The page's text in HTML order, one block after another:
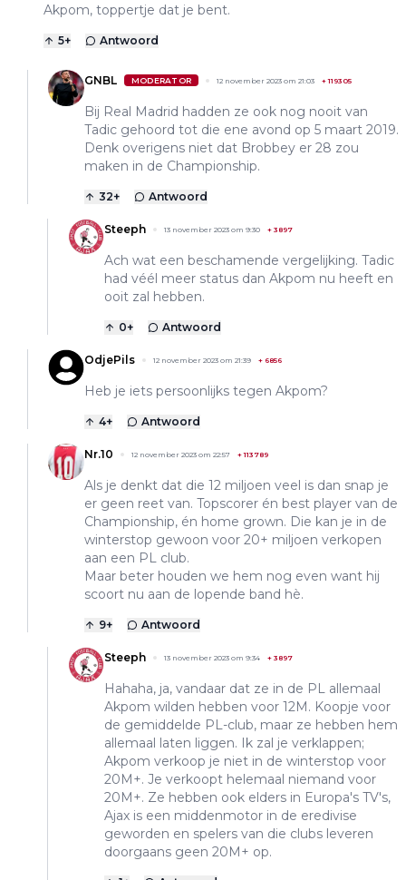
Akpom, toppertje dat je bent.
5+ Antwoord
GNBL MODERATOR 12 november 2023 om 21:03 +119305
Bij Real Madrid hadden ze ook nog nooit van
Tadic gehoord tot die ene avond op 5 maart 2019.
Denk overigens niet dat Brobbey er 28 zou
maken in de Championship.
32+ Antwoord
Steeph 13 november 2023 om 9:30 + 3897
Ach wat een beschamende vergelijking. Tadic
had véél meer status dan Akpom nu heeft en
ooit zal hebben.
0+ Antwoord
OdjePils 12 november 2023 om 21:39 + 6856
Heb je iets persoonlijks tegen Akpom?
4+ Antwoord
Nr.10 12 november 2023 om 22:57 +113789
Als je denkt dat die 12 miljoen veel is dan snap je
er geen reet van. Topscorer én best player van de
Championship, én home grown. Die kan je in de
winterstop gewoon voor 20+ miljoen verkopen
aan een PL club.
Maar beter houden we hem nog even want hij
scoort nu aan de lopende band hè.
9+ Antwoord
Steeph 13 november 2023 om 9:34 + 3897
Hahaha, ja, vandaar dat ze in de PL allemaal
Akpom wilden hebben voor 12M. Koopje voor
de gemiddelde PL-club, maar ze hebben hem
allemaal laten liggen. Ik zal je verklappen;
Akpom verkoop je niet in de winterstop voor
20M+. Je verkoopt helemaal niemand voor
20M+. Ze hebben ook elders in Europa's TV's,
Ajax is een middenmotor in de eredivise
geworden en spelers van die clubs leveren
doorgaans geen 20M+ op.